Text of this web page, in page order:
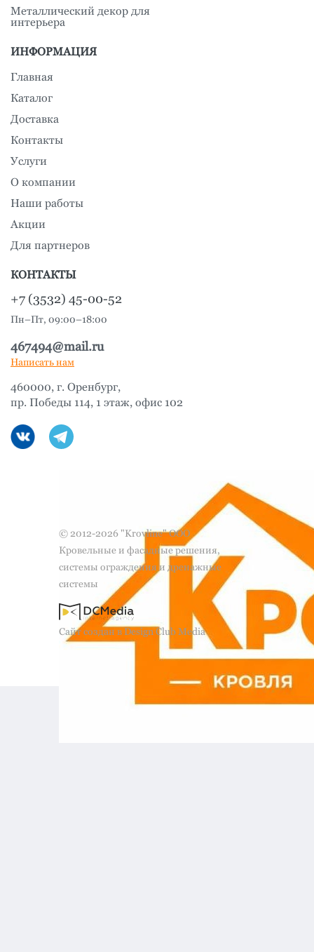
© 2012-2026 "Krovline" ООО
Кровельные и фасадные решения,
системы ограждения и дренажные
системы
Сайт создан в Design Club Media
Металлический декор для
интерьера
ИНФОРМАЦИЯ
Главная
Каталог
Доставка
Контакты
Услуги
О компании
Наши работы
Акции
Для партнеров
КОНТАКТЫ
+7 (3532) 45-00-52
Пн–Пт, 09:00–18:00
467494@mail.ru
Написать нам
460000, г. Оренбург,
пр. Победы 114, 1 этаж, офис 102